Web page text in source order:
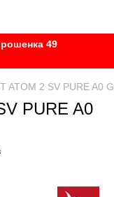
49
ATOM 2 SV PURE A0
PURE A0